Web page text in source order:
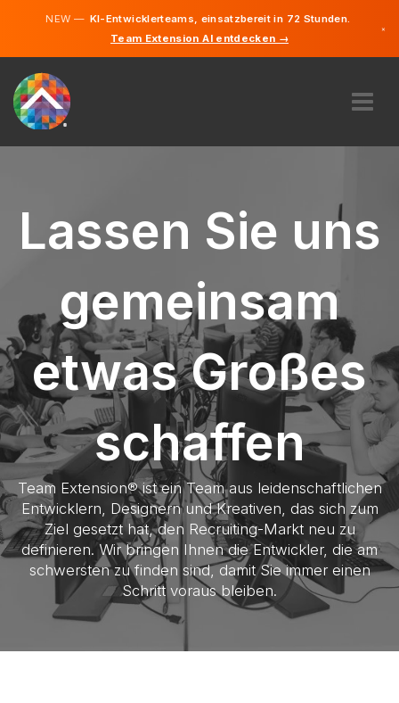
NEW —KI-Entwicklerteams, einsatzbereit in 72 Stunden.
Team Extension AI entdecken →
×
KARRIERE
FINDEN
DEUTSCHLAND
DE
STARTEN SIE JETZT
Lassen Sie uns
gemeinsam
etwas Großes
schaffen
Team Extension® ist ein Team aus leidenschaftlichen
Entwicklern, Designern und Kreativen, das sich zum
Ziel gesetzt hat, den Recruiting-Markt neu zu
definieren. Wir bringen Ihnen die Entwickler, die am
schwersten zu finden sind, damit Sie immer einen
Schritt voraus bleiben.